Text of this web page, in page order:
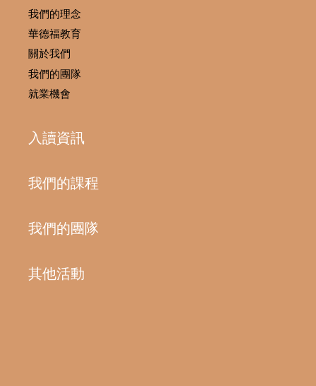
我們的理念
華德福教育
關於我們
我們的團隊
就業機會
入讀資訊
我們的課程
我們的團隊
其他活動